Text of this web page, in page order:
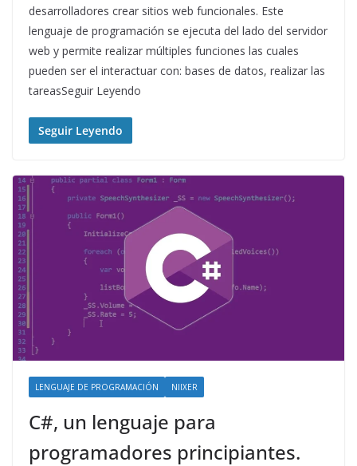
desarrolladores crear sitios web funcionales. Este
lenguaje de programación se ejecuta del lado del servidor
web y permite realizar múltiples funciones las cuales
pueden ser el interactuar con: bases de datos, realizar las
tareasSeguir Leyendo
Seguir Leyendo
LENGUAJE DE PROGRAMACIÓN NIIXER
C#, un lenguaje para
programadores principiantes.